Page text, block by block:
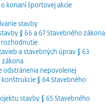
konaní športovej akcie
stavby
§ 66 a 67 Stavebného zákona
rozhodnutie
a stavebných úprav § 63
zákona
odstránenia nepovolenej
§ 64 Stavebného
stavby § 65 Stavebného